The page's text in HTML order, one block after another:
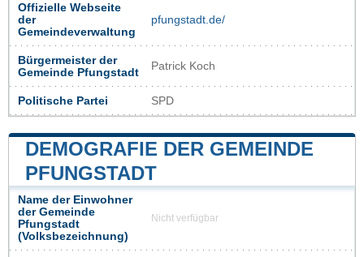
Offizielle Webseite
der
Gemeindeverwaltung
pfungstadt.de/
Bürgermeister der
Gemeinde Pfungstadt
Patrick Koch
Politische Partei SPD
DEMOGRAFIE DER GEMEINDE
PFUNGSTADT
Name der Einwohner
der Gemeinde
Pfungstadt
(Volksbezeichnung)
Nicht verfügbar